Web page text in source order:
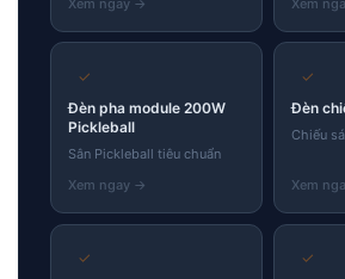
✓
Đèn pha module 200W
Pickleball
Sân Pickleball tiêu chuẩn
✓
Đèn
Chiếu
✓ ✓